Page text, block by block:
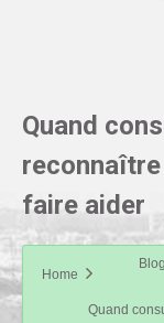
Quand
faire aider
Home
Quand